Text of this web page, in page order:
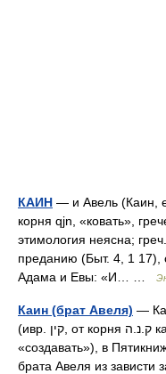
КАИН — и Авель (Каин,
корня qjn, «ковать»,
этимология неясна;
преданию (Быт. 4, 1 17),
Адама и Евы: «И… …
Каин (брат Авеля) —
(ивр. קין‎, от корня ק.נ.ה кана, имеющего также значение
«создавать»), в
брата Авеля из зависти